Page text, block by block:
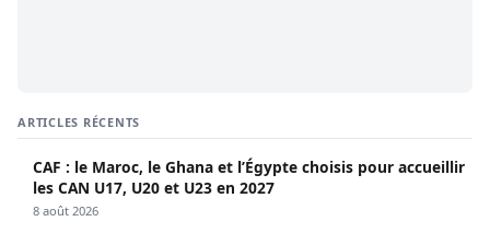
ARTICLES RÉCENTS
CAF : le Maroc, le Ghana et l’Égypte choisis pour accueillir
les CAN U17, U20 et U23 en 2027
8 août 2026